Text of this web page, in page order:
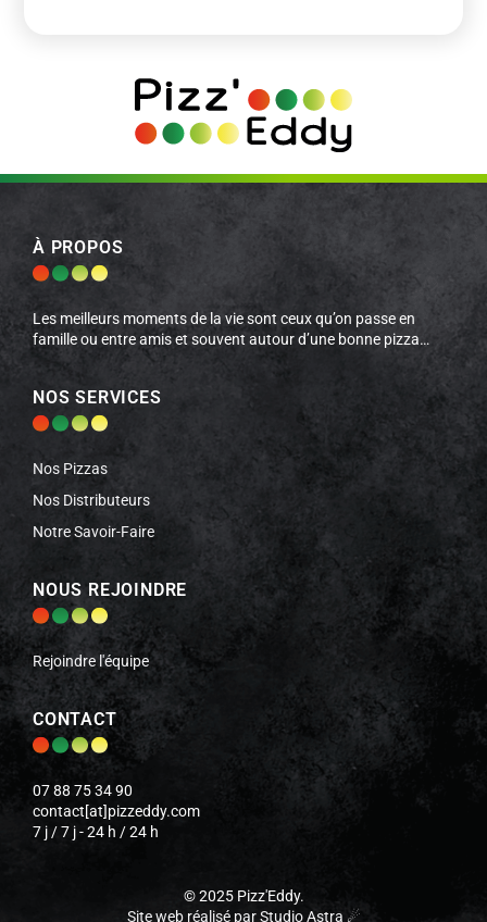
À PROPOS
Les meilleurs moments de la vie sont ceux qu’on passe en
famille ou entre amis et souvent autour d’une bonne pizza…
NOS SERVICES
Nos Pizzas
Nos Distributeurs
Notre Savoir-Faire
NOUS REJOINDRE
Rejoindre l'équipe
CONTACT
07 88 75 34 90
contact[at]pizzeddy.com
7 j / 7 j - 24 h / 24 h
©2025 Pizz'Eddy.
Site web réalisé par Studio Astra ☄